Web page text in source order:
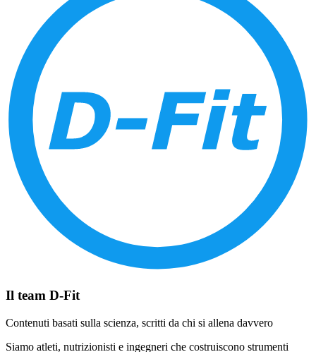
Il team D-Fit
Contenuti basati sulla scienza, scritti da chi si allena davvero
Siamo atleti, nutrizionisti e ingegneri che costruiscono strumenti